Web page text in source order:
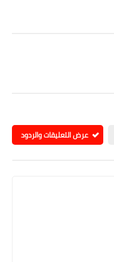
عرض التعليقات والردود